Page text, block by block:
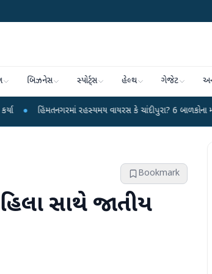
બિઝનેસ સ્પોર્ટ્સ હેલ્થ ગેજેટ
રહસ્યમય વાયરસ કે ચાંદીપુરા? 6 બાળકોના મોતથી ફફડાટ
Bookmark
સાથે જાતીય